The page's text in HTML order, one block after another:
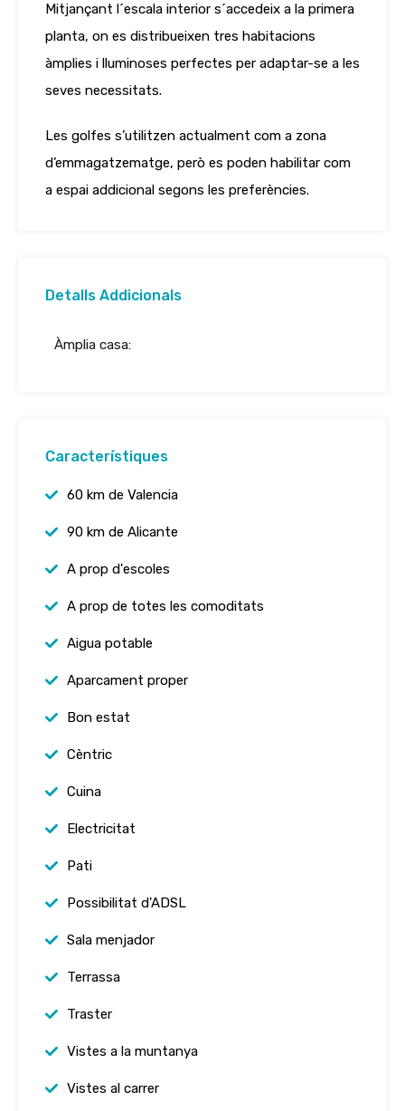
Mitjançant l´escala interior s´accedeix a la primera
planta, on es distribueixen tres habitacions
àmplies i lluminoses perfectes per adaptar-se a les
seves necessitats.
Les golfes s’utilitzen actualment com a zona
d’emmagatzematge, però es poden habilitar com
a espai addicional segons les preferències.
Detalls Addicionals
Àmplia casa:
Característiques
60 km de Valencia
90 km de Alicante
A prop d'escoles
A prop de totes les comoditats
Aigua potable
Aparcament proper
Bon estat
Cèntric
Cuina
Electricitat
Pati
Possibilitat d'ADSL
Sala menjador
Terrassa
Traster
Vistes a la muntanya
Vistes al carrer